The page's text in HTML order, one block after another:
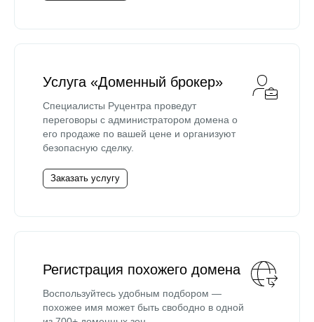
Услуга «Доменный брокер»
Специалисты Руцентра проведут
переговоры с администратором домена о
его продаже по вашей цене и организуют
безопасную сделку.
Заказать услугу
Регистрация похожего домена
Воспользуйтесь удобным подбором —
похожее имя может быть свободно в одной